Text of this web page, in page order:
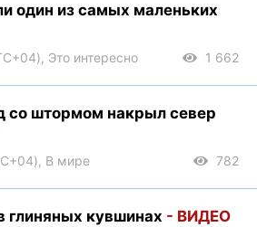
один из самых маленьких
Это интересно 1 662
со штормом накрыл север
В мире 782
глиняных кувшинах - ВИДЕО